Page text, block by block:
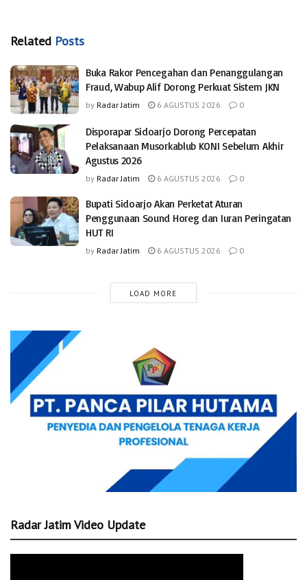
Related Posts
Buka Rakor Pencegahan dan Penanggulangan
Fraud, Wabup Alif Dorong Perkuat Sistem JKN
by Radar Jatim 6 AGUSTUS 2026 0
Disporapar Sidoarjo Dorong Percepatan
Pelaksanaan Musorkablub KONI Sebelum Akhir
Agustus 2026
by Radar Jatim 6 AGUSTUS 2026 0
Bupati Sidoarjo Akan Perketat Aturan
Penggunaan Sound Horeg dan Iuran Peringatan
HUT RI
by Radar Jatim 6 AGUSTUS 2026 0
LOAD MORE
Radar Jatim Video Update